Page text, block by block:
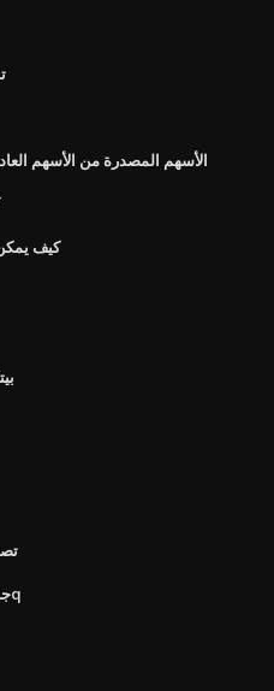
الأسهم المصدرة من الأسهم
كيف
جولدمان ساكس علاقات المستثمرين 10q